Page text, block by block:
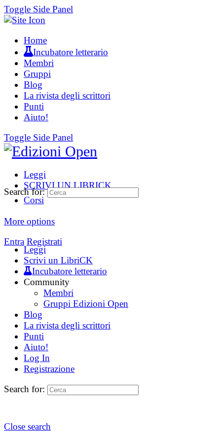
Toggle Side Panel
Home
Incubatore letterario
Membri
Gruppi
Blog
La rivista degli scrittori
Punti
Aiuto!
Toggle Side Panel
Leggi
SCRIVI UN LIBRICK
Corsi
More options
Entra Registrati
Search for:
Leggi
Scrivi un LibriCK
Incubatore letterario
Community
Membri
Gruppi Edizioni Open
Blog
La rivista degli scrittori
Punti
Aiuto!
Log In
Registrazione
Search for:
Close search